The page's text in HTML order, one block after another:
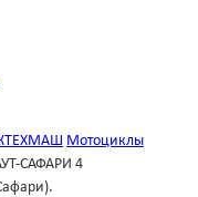
Мотоциклы
САФАРИ 4